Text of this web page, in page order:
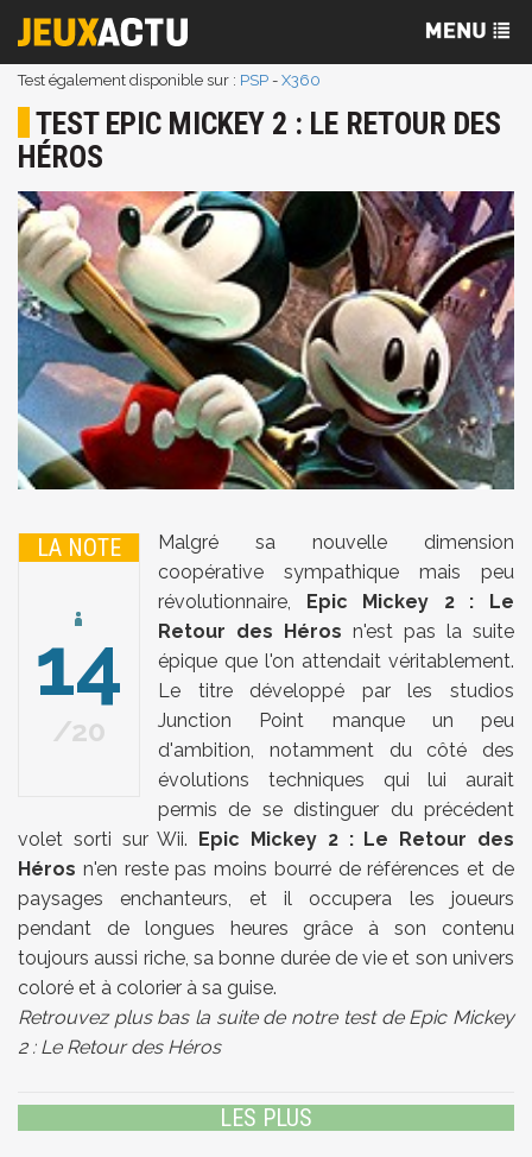
Test également disponible sur : PSP - X360
TEST EPIC MICKEY 2 : LE RETOUR DES
HÉROS
LA NOTE
14
20
Malgré sa nouvelle dimension
coopérative sympathique mais peu
révolutionnaire,
Epic Mickey 2 : Le
Retour des Héros n'est pas la suite
épique que l'on attendait véritablement.
Le titre développé par les studios
Junction Point manque un peu
d'ambition, notamment du côté des
évolutions techniques qui lui aurait
permis de se distinguer du précédent
volet sorti sur Wii.
Epic Mickey 2 : Le Retour des
Héros n'en reste pas moins bourré de références et de
paysages enchanteurs, et il occupera les joueurs
pendant de longues heures grâce à son contenu
toujours aussi riche, sa bonne durée de vie et son univers
coloré et à colorier à sa guise.
Retrouvez plus bas la suite de notre test de Epic Mickey
2 : Le Retour des Héros
LES PLUS